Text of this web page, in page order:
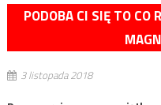
PODOBA CI SIĘ TO CO
3 listopada 2018